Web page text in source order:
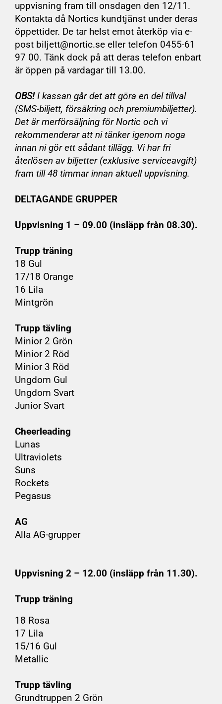
uppvisning fram till onsdagen den 12/11.
Kontakta då Nortics kundtjänst under deras
öppettider. De tar helst emot återköp via e-
post biljett@nortic.se eller telefon 0455-61
97 00. Tänk dock på att deras telefon enbart
är öppen på vardagar till 13.00.
OBS!I kassan går det att göra en del tillval
(SMS-biljett, försäkring och premiumbiljetter).
Det är merförsäljning för Nortic och vi
rekommenderar att ni tänker igenom noga
innan ni gör ett sådant tillägg. Vi har fri
återlösen av biljetter (exklusive serviceavgift)
fram till 48 timmar innan aktuell uppvisning.
DELTAGANDE GRUPPER
Uppvisning 1 – 09.00 (insläpp från 08.30).
Trupp träning
18 Gul
17/18 Orange
16 Lila
Mintgrön
Trupp tävling
Minior 2 Grön
Minior 2 Röd
Minior 3 Röd
Ungdom Gul
Ungdom Svart
Junior Svart
Cheerleading
Lunas
Ultraviolets
Suns
Rockets
Pegasus
AG
Alla AG-grupper
Uppvisning 2 – 12.00 (insläpp från 11.30).
Trupp träning
18 Rosa
17 Lila
15/16 Gul
Metallic
Trupp tävling
Grundtruppen 2 Grön